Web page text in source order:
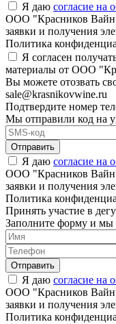
Я даю согласие на
ООО "Красников
заявки и получения
Политика
Я согласен
материалы от ООО
Вы можете отозвать
sale@krasnikovwine.ru
Подтвердите номер
Мы отправили код на
Отправить
Я даю согласие на
ООО "Красников
заявки и получения
Политика
Принять участие в
Заполните форму и мы
Отправить
Я даю согласие на
ООО "Красников
заявки и получения
Политика